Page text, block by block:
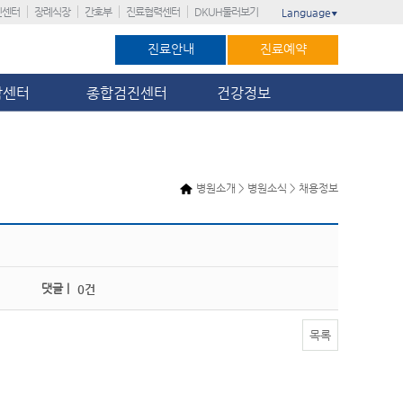
터 장례식장 간호부 진료협력센터 DKUH둘러보기 Language ▼
진료안내 진료예약
센터 종합검진센터 건강정보
병원소개 > 병원소식 > 채용정보
댓글 | 0건
목록